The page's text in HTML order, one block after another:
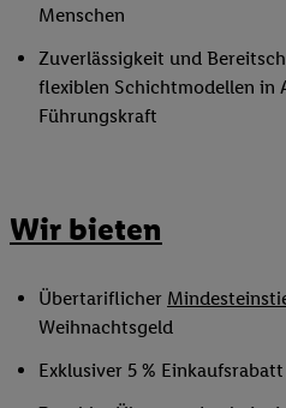
Menschen
Zuverlässigkeit und
flexiblen Schichtmodellen in
Führungskraft
Wir bieten
Übertariflicher
Weihnachtsgeld
Exklusiver 5 %